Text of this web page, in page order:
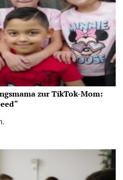
zur TikTok-Mom: